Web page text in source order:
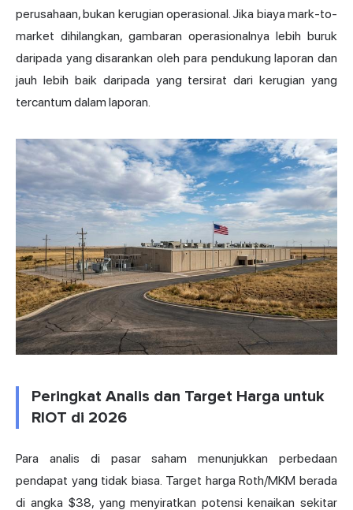
perusahaan, bukan kerugian operasional. Jika biaya mark-to-
market dihilangkan, gambaran operasionalnya lebih buruk
daripada yang disarankan oleh para pendukung laporan dan
jauh lebih baik daripada yang tersirat dari kerugian yang
tercantum dalam laporan.
Peringkat Analis dan Target Harga untuk
RIOT di 2026
Para analis di pasar saham menunjukkan perbedaan
pendapat yang tidak biasa. Target harga Roth/MKM berada
di angka $38, yang menyiratkan potensi kenaikan sekitar